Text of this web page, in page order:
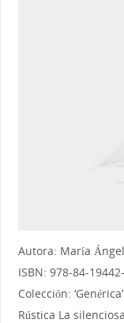
Autora: María
ISBN: 978-84-
Colección:
Rústica La